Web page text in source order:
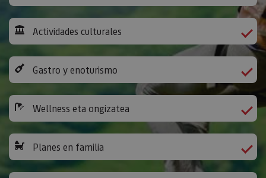
Actividades culturales
Gastro y enoturismo
Wellness eta ongizatea
Planes en familia